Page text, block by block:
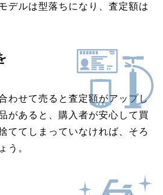
デルは型落ちになり、査定額は
わせて売ると査定額がアップし
があると、購入者が安心して買
ててしまっていなければ、そろ
う。